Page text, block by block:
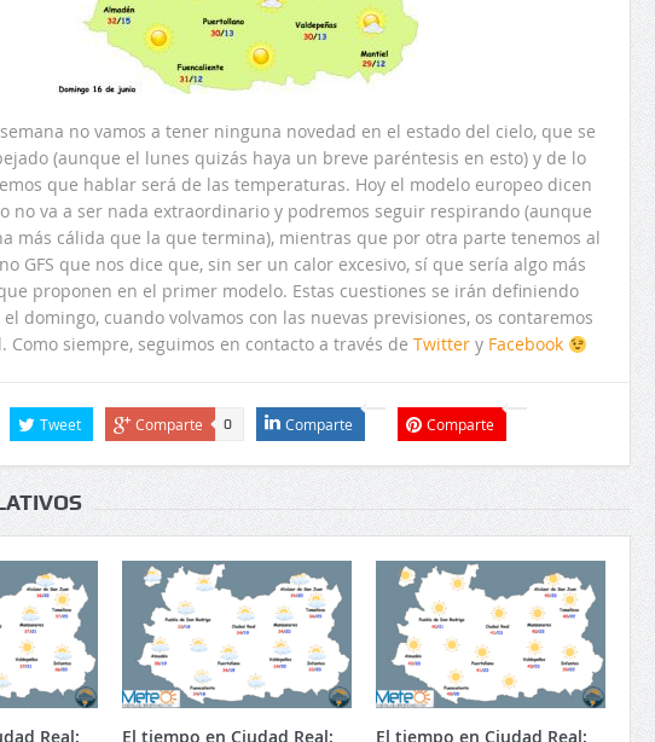
no vamos a tener ninguna novedad en el estado del cielo, que se
(aunque el lunes quizás haya un breve paréntesis en esto) y de lo
que hablar será de las temperaturas. Hoy el modelo europeo dicen
no va a ser nada extraordinario y podremos seguir respirando (aunque
más cálida que la que termina), mientras que por otra parte tenemos al
GFS que nos dice que, sin ser un calor excesivo, sí que sería algo más
proponen en el primer modelo. Estas cuestiones se irán definiendo
el domingo, cuando volvamos con las nuevas previsiones, os contaremos
Como siempre, seguimos en contacto a través de Twitter y Facebook
Tweet Comparte 0 Comparte Comparte
Real: El tiempo en Ciudad Real: El tiempo en Ciudad Real: